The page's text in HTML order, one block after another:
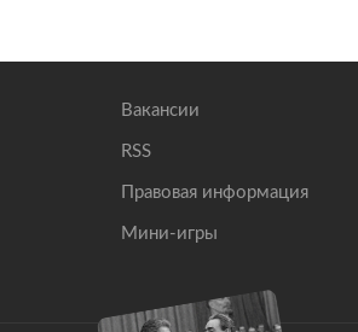
Вакансии
RSS
Правовая информация
Мини-игры